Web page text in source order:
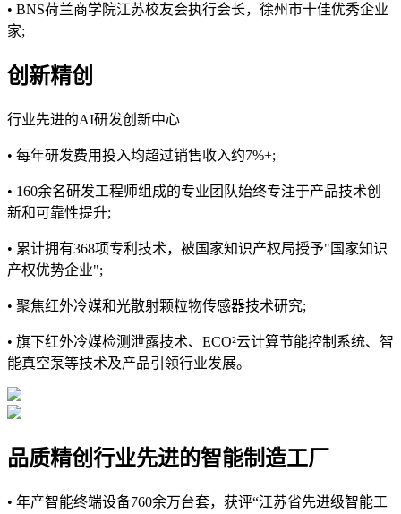
• BNS荷兰商学院江苏校友会执行会长，徐州市十佳优秀企业
家;
创新精创
行业先进的AI研发创新中心
• 每年研发费用投入均超过销售收入约7%+;
• 160余名研发工程师组成的专业团队始终专注于产品技术创
新和可靠性提升;
• 累计拥有368项专利技术，被国家知识产权局授予"国家知识
产权优势企业";
• 聚焦红外冷媒和光散射颗粒物传感器技术研究;
• 旗下红外冷媒检测泄露技术、ECO²云计算节能控制系统、智
能真空泵等技术及产品引领行业发展。
品质精创行业先进的智能制造工厂
• 年产智能终端设备760余万台套，获评“江苏省先进级智能工